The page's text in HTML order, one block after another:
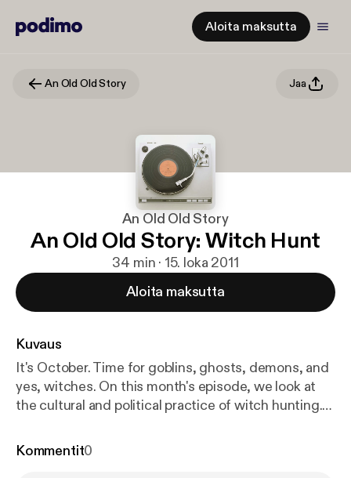
Aloita maksutta
An Old Old Story Jaa
An Old Old Story
An Old Old Story: Witch Hunt
34 min · 15. loka 2011
Aloita maksutta
Kuvaus
It's October. Time for goblins, ghosts, demons, and
yes, witches. On this month's episode, we look at
the cultural and political practice of witch hunting.
Nothing captures our attention quite like having a
Kommentit0